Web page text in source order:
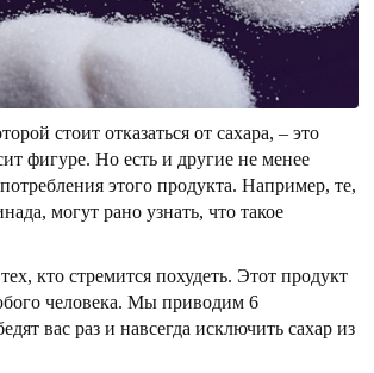
стоит отказаться от сахара, – это
фигуре. Но есть и другие не менее
этого продукта. Например, те,
могут рано узнать, что такое
кто стремится похудеть. Этот продукт
человека. Мы приводим 6
вас раз и навсегда исключить сахар из